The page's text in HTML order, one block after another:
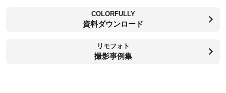
COLORFULLY
資料ダウンロード
リモフォト
撮影事例集